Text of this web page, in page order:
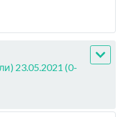
23.05.2021 (0-